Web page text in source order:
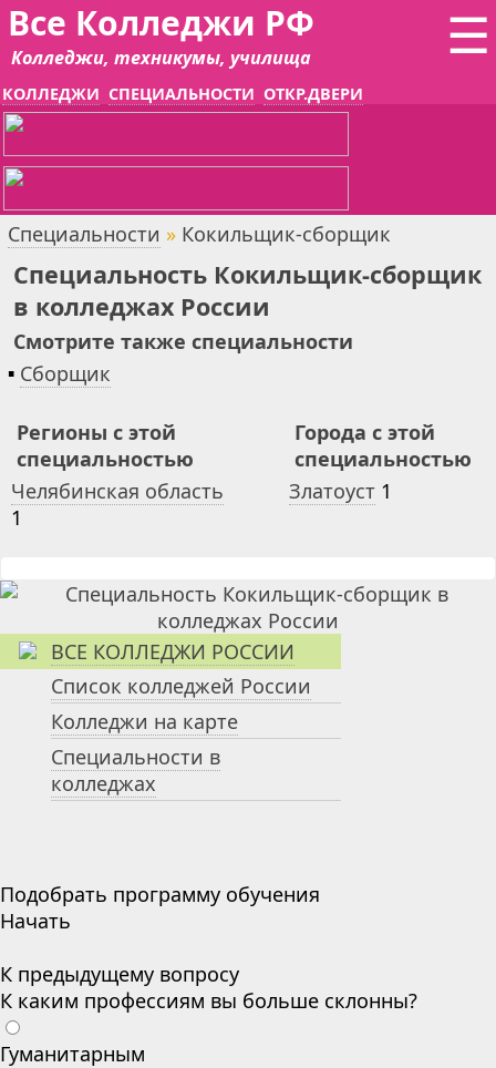
☰
Все Колледжи РФ
Колледжи, техникумы, училища
КОЛЛЕДЖИ СПЕЦИАЛЬНОСТИ ОТКР.ДВЕРИ
Специальности » Кокильщик-сборщик
Специальность Кокильщик-сборщик
в колледжах России
Смотрите также специальности
▪ Сборщик
Регионы с этой
специальностью
Челябинская область
1
Города с этой
специальностью
Златоуст 1
ВСЕ КОЛЛЕДЖИ РОССИИ
Список колледжей России
Колледжи на карте
Специальности в
колледжах
Подобрать программу обучения
Начать
К предыдущему вопросу
К каким профессиям вы больше склонны?
Гуманитарным